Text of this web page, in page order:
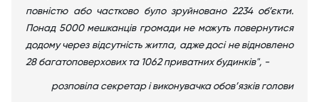
повністю або частково було зруйновано 2234 об’єкти.
Понад 5000 мешканців громади не можуть повернутися
додому через відсутність житла, адже досі не відновлено
28 багатоповерхових та 1062 приватних будинків", -
розповіла секретар і виконувачка обов’язків голови